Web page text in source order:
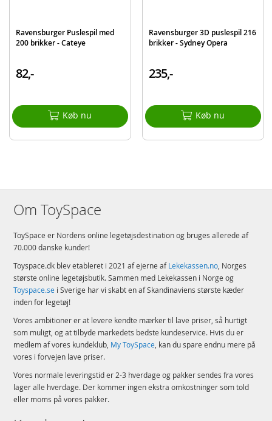
Ravensburger Puslespil med
200 brikker - Cateye
82,-
Køb nu
Ravensburger 3D puslespil 216
brikker - Sydney Opera
235,-
Køb nu
Om ToySpace
ToySpace er Nordens online legetøjsdestination og bruges allerede af
70.000 danske kunder!
Toyspace.dk blev etableret i 2021 af ejerne afLekekassen.no, Norges
største online legetøjsbutik. Sammen med Lekekassen i Norge og
Toyspace.se i Sverige har vi skabt en af Skandinaviens største kæder
inden for legetøj!
Vores ambitioner er at levere kendte mærker til lave priser, så hurtigt
som muligt, og at tilbyde markedets bedste kundeservice. Hvis du er
medlem af vores kundeklub, My ToySpace, kan du spare endnu mere på
vores i forvejen lave priser.
Vores normale leveringstid er 2-3 hverdage og pakker sendes fra vores
lager alle hverdage. Der kommer ingen ekstra omkostninger som told
eller moms på vores pakker.